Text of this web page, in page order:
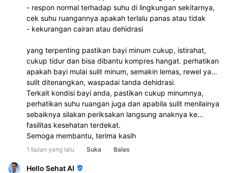
- respon normal terhadap suhu di lingkungan sekitarnya,
cek suhu ruangannya apakah terlalu panas atau tidak
- kekurangan cairan atau dehidrasi
yang terpenting pastikan bayi minum cukup, istirahat,
cukup tidur dan bisa dibantu kompres hangat. perhatikan
apakah bayi mulai sulit minum, semakin lemas, rewel yang
sulit ditenangkan, waspadai tanda dehidrasi.
Terkait kondisi bayi anda, pastikan cukup minumnya,
perhatikan suhu ruangan juga dan apabila sulit menilainya
sebaiknya silakan periksakan langsung anaknya ke
fasilitas kesehatan terdekat.
Semoga membantu, terima kasih
1 bulan yang lalu Suka Balas
Hello Sehat AI